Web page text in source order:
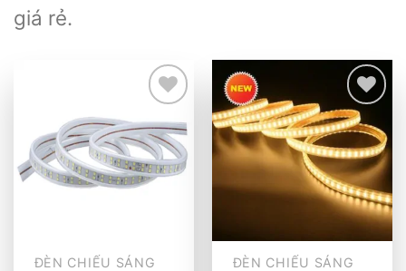
giá rẻ.
Add to
wishlist
ĐÈN CHIẾU SÁNG
Add to
wishlist
ĐÈN CHIẾU SÁNG